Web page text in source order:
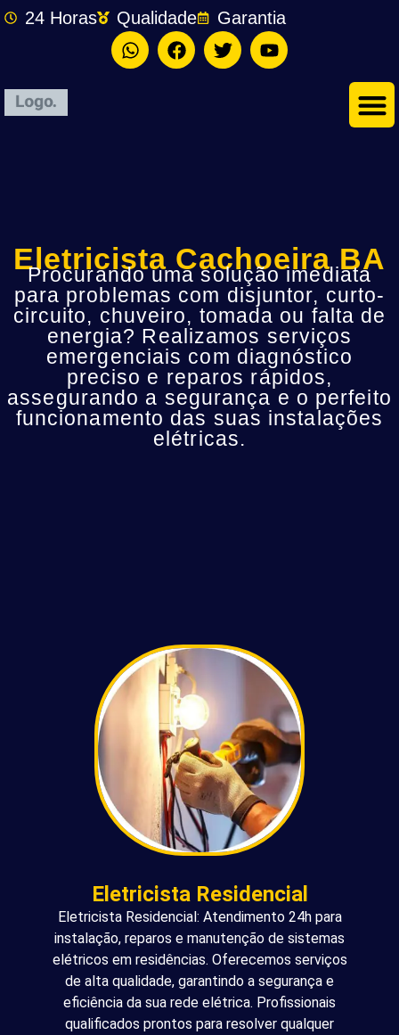
24 Horas Qualidade Garantia
Eletricista Cachoeira BA
Procurando uma solução imediata
para problemas com disjuntor, curto-
circuito, chuveiro, tomada ou falta de
energia? Realizamos serviços
emergenciais com diagnóstico
preciso e reparos rápidos,
assegurando a segurança e o perfeito
funcionamento das suas instalações
elétricas.
Eletricista Residencial
Eletricista Residencial: Atendimento 24h para
instalação, reparos e manutenção de sistemas
elétricos em residências. Oferecemos serviços
de alta qualidade, garantindo a segurança e
eficiência da sua rede elétrica. Profissionais
qualificados prontos para resolver qualquer